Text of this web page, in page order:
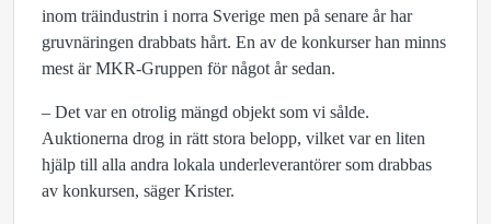
inom träindustrin i norra Sverige men på senare år har
gruvnäringen drabbats hårt. En av de konkurser han minns
mest är MKR-Gruppen för något år sedan.
– Det var en otrolig mängd objekt som vi sålde.
Auktionerna drog in rätt stora belopp, vilket var en liten
hjälp till alla andra lokala underleverantörer som drabbas
av konkursen, säger Krister.